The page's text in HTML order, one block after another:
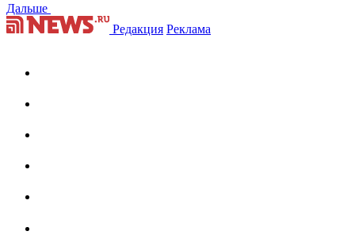
Дальше
Редакция Реклама